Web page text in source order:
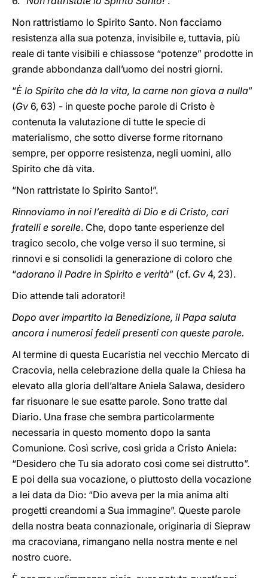
Non rattristiamo lo Spirito Santo. Non facciamo
resistenza alla sua potenza, invisibile e, tuttavia, più
reale di tante visibili e chiassose “potenze” prodotte in
grande abbondanza dall’uomo dei nostri giorni.
“È lo Spirito che dà la vita, la carne non giova a nulla”
(Gv 6, 63) - in queste poche parole di Cristo è
contenuta la valutazione di tutte le specie di
materialismo, che sotto diverse forme ritornano
sempre, per opporre resistenza, negli uomini, allo
Spirito che dà vita.
“Non rattristate lo Spirito Santo!”.
Rinnoviamo in noi l’eredità di Dio e di Cristo, cari
fratelli e sorelle. Che, dopo tante esperienze del
tragico secolo, che volge verso il suo termine, si
rinnovi e si consolidi la generazione di coloro che
“adorano il Padre in Spirito e verità” (cf. Gv 4, 23).
Dio attende tali adoratori!
Dopo aver impartito la Benedizione, il Papa saluta
ancora i numerosi fedeli presenti con queste parole.
Al termine di questa Eucaristia nel vecchio Mercato di
Cracovia, nella celebrazione della quale la Chiesa ha
elevato alla gloria dell’altare Aniela Salawa, desidero
far risuonare le sue esatte parole. Sono tratte dal
Diario. Una frase che sembra particolarmente
necessaria in questo momento dopo la santa
Comunione. Così scrive, così grida a Cristo Aniela:
“Desidero che Tu sia adorato così come sei distrutto”.
E poi della sua vocazione, o piuttosto della vocazione
a lei data da Dio: “Dio aveva per la mia anima alti
progetti creandomi a Sua immagine”. Queste parole
della nostra beata connazionale, originaria di Siepraw
ma cracoviana, rimangano nella nostra mente e nel
nostro cuore.